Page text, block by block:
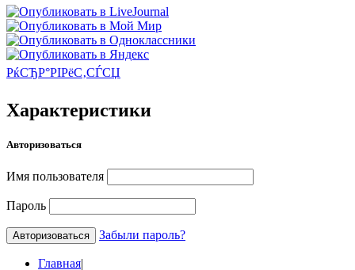
РќСЂР°РІРёС‚СЃСЏ
Характеристики
Авторизоваться
Имя пользователя
Пароль
Забыли пароль?
Главная|